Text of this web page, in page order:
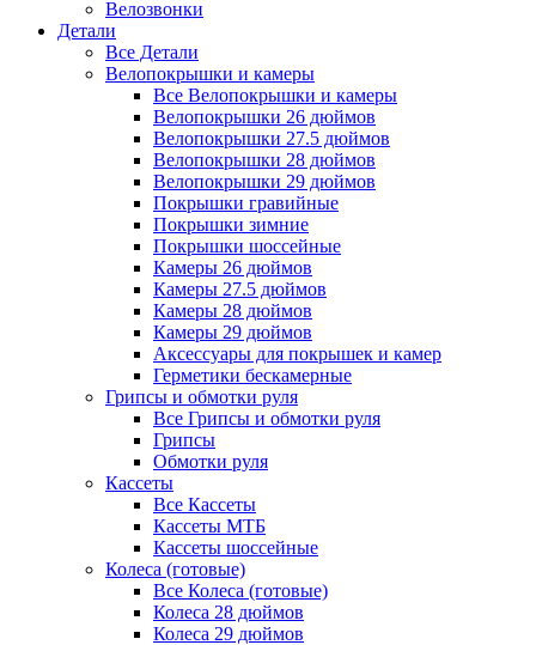
Велозвонки
Детали
Все Детали
Велопокрышки и камеры
Все Велопокрышки и камеры
Велопокрышки 26 дюймов
Велопокрышки 27.5 дюймов
Велопокрышки 28 дюймов
Велопокрышки 29 дюймов
Покрышки гравийные
Покрышки зимние
Покрышки шоссейные
Камеры 26 дюймов
Камеры 27.5 дюймов
Камеры 28 дюймов
Камеры 29 дюймов
Аксессуары для покрышек и камер
Герметики бескамерные
Грипсы и обмотки руля
Все Грипсы и обмотки руля
Грипсы
Обмотки руля
Кассеты
Все Кассеты
Кассеты МТБ
Кассеты шоссейные
Колеса (готовые)
Все Колеса (готовые)
Колеса 28 дюймов
Колеса 29 дюймов